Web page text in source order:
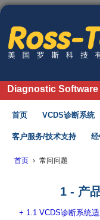
Diagnostic
首页 VCDS诊断系统
客户服务/技术支持
首页 › 常问问题
1 - 产
1.1 VCDS诊断系统